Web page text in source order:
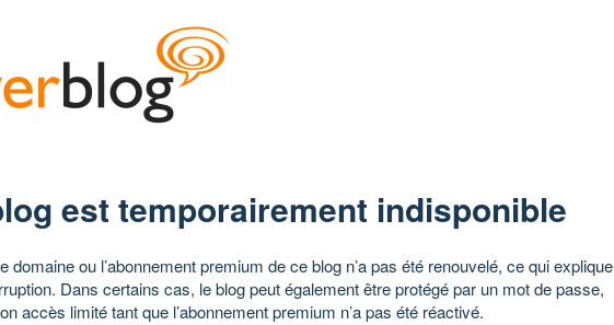
est temporairement indisponible
domaine ou l’abonnement premium de ce blog n’a pas été renouvelé, ce qui explique
Dans certains cas, le blog peut également être protégé par un mot de passe,
accès limité tant que l’abonnement premium n’a pas été réactivé.